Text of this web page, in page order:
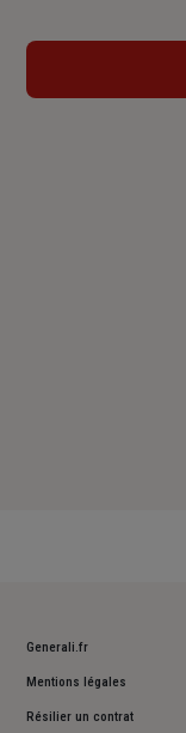
Generali.fr
Mentions légales
Résilier un contrat